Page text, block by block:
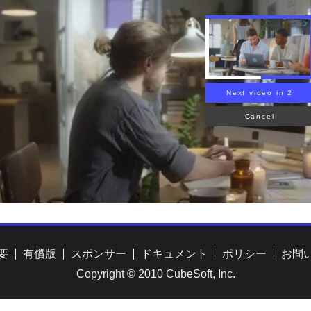
有償版 スポンサー ドキュメント ポリシー
お問
Copyright © 2010 CubeSoft, Inc.